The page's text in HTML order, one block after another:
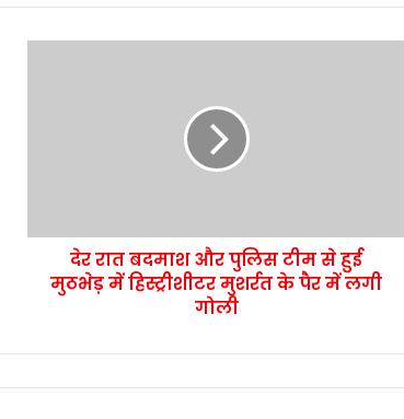
देर रात बदमाश और पुलिस टीम से हुई
मुठभेड़ में हिस्ट्रीशीटर मुशर्रत के पैर में लगी
गोली